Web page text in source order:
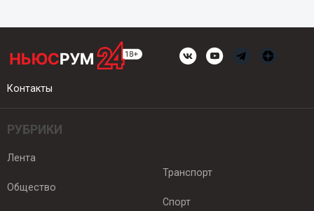
Контакты
РУБРИКИ
Лента
Общество
Транспорт
Спорт